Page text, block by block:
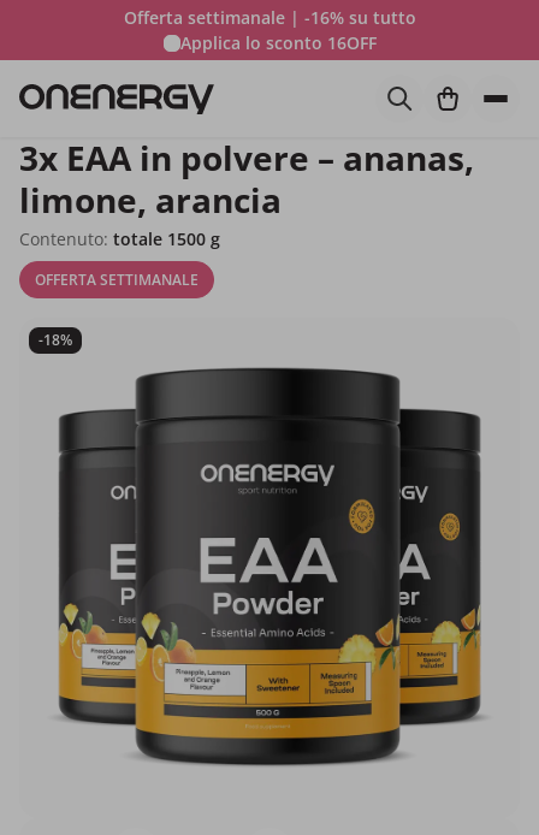
Offerta settimanale | -16% su tutto
Applica lo sconto 16OFF
3x EAA in polvere – ananas,
limone, arancia
Contenuto: totale 1500 g
OFFERTA SETTIMANALE
-18%